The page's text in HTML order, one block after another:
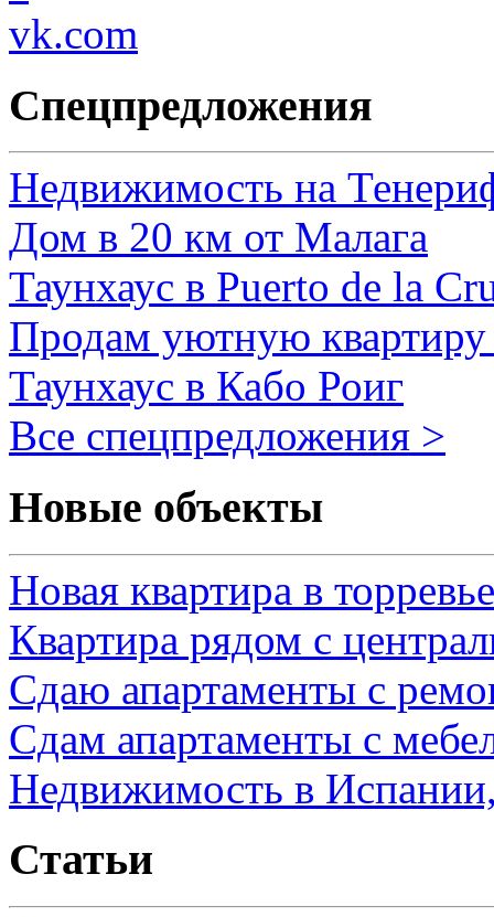
Спецпредложения
Недвижимость на
Дом в 20 км от Малага
Таунхаус в Puerto de la
Продам уютную
Таунхаус в Кабо Роиг
Все спецпредложения >
Новые объекты
Новая квартира в
Квартира рядом с
Сдаю апартаменты с
Сдам апартаменты с
Недвижимость в
Статьи